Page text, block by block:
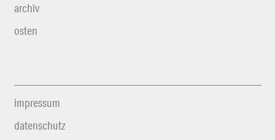
archiv
osten
impressum
datenschutz